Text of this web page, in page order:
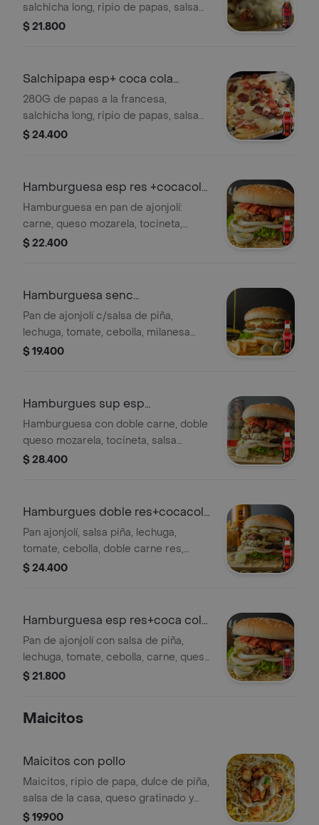
salchicha long, ripio de papas, salsa
rosada y salsa de la casa, queso
$ 21.800
Salchipapa esp+ coca cola
original 250ml
280G de papas a la francesa,
salchicha long, ripio de papas, salsa
rosada y salsa de la casa, tocineta,
$ 24.400
Hamburguesa esp res +cocacola
orig 250ml
Hamburguesa en pan de ajonjolí:
carne, queso mozarela, tocineta,
lechuga, tomate, cebolla, salsas,
$ 22.400
Hamburguesa senc
pollo+cocacola org250ml
Pan de ajonjolí c/salsa de piña,
lechuga, tomate, cebolla, milanesa
pollo, queso mozzarella, salsa rosada,
$ 19.400
Hamburgues sup esp
res+cocacola org250ml
Hamburguesa con doble carne, doble
queso mozarela, tocineta, salsa
piña/rosada, ripio de papa, huevos
$ 28.400
Hamburgues doble res+cocacola
orig250ml
Pan ajonjolí, salsa piña, lechuga,
tomate, cebolla, doble carne res,
doble queso mozarela, salsa rosada,
$ 24.400
Hamburguesa esp res+coca cola
zero 250ml
Pan de ajonjolí con salsa de piña,
lechuga, tomate, cebolla, carne, queso
mozarela, tocineta, salsa rosada, ripio
$ 21.800
Maicitos
Maicitos con pollo
Maicitos, ripio de papa, dulce de piña,
salsa de la casa, queso gratinado y
trocitos de pollo.
$ 19.900